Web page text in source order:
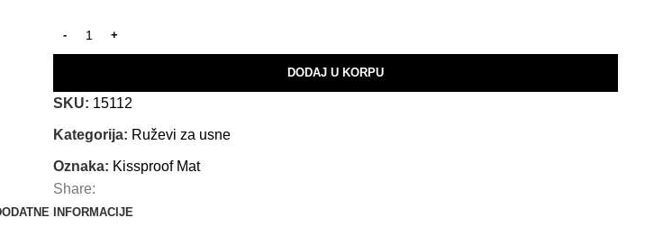
DODAJ U KORPU
SKU: 15112
Kategorija: Ruževi za usne
Oznaka: Kissproof Mat
Share:
INFORMACIJE